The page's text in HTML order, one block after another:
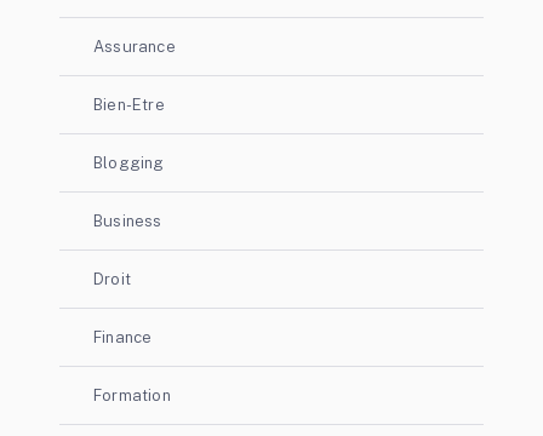
Assurance
Bien-Etre
Blogging
Business
Droit
Finance
Formation